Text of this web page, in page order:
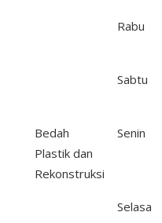
Rabu
Sabtu
Bedah
Plastik dan
Rekonstruksi
Senin
Selasa